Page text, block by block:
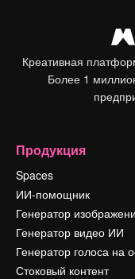
Креативная
Более 1
Продукция
Spaces
ИИ-помощник
Генератор
Генератор видео ИИ
Генератор голоса на
Стоковый контент